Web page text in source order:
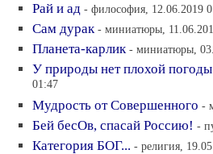
Рай и ад - философия, 12.06.2019
Сам дурак - миниатюры,
Планета-карлик - миниатюры,
У природы нет плохой
01:47
Мудрость от Совершенного -
Бей бесОв, спасай Россию! -
Категория БОГ... - религия,